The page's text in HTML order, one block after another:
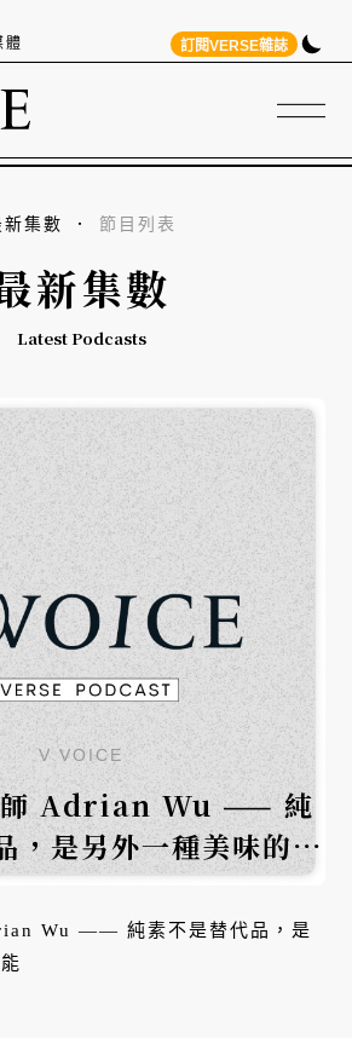
體 訂閱VERSE雜誌
新集數 節目列表
新集數
Latest Podcasts
V VOICE
師 Adrian Wu —— 純
，是另外一種美味的可
能
Wu —— 純素不是替代品，是